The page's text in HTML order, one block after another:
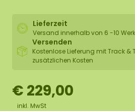
Lieferzeit
Versand innerhalb von 6 -10
Versenden
Kostenlose Lieferung mit Track &
zusätzlichen Kosten
€ 229,00
inkl. MwSt